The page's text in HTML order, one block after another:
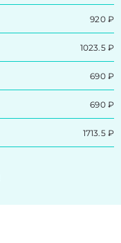
920 ₽
1023.5 ₽
690 ₽
690 ₽
1713.5 ₽